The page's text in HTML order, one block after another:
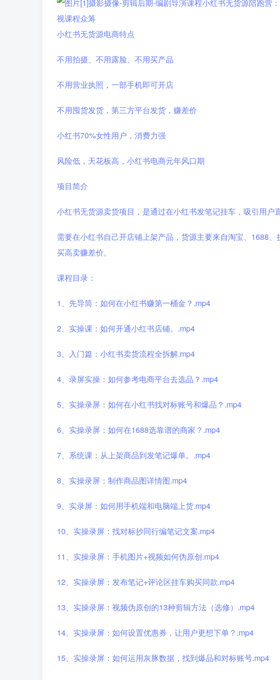
小红书无货源电商特点
不用拍摄、不用露脸、不用买产品
不用营业执照，一部手机即可开店
不用囤货发货，第三方平台发货，赚差价
小红书70%女性用户，消费力强
风险低，天花板高，小红书电商元年风口期
项目简介
小红书无货源卖货项目，是通过在小红书发笔记挂车，吸引用户
需要在小红书自己开店铺上架产品，货源主要来自淘宝、1688
买高卖赚差价。
课程目录：
1、先导筒：如何在小红书赚第一桶金？.mp4
2、实操课：如何开通小红书店铺。.mp4
3、入门篇：小红书卖货流程全拆解.mp4
4、录屏实操：如何参考电商平台去选品？.mp4
5、实操录屏：如何在小红书找对标账号和爆品？.mp4
6、实操录屏：如何在1688选靠谱的商家？.mp4
7、系统课：从上架商品到发笔记爆单。.mp4
8、实操录屏：制作商品图详情图.mp4
9、实录屏：如何用手机端和电脑端上货.mp4
10、实操录屏：找对标抄同行编笔记文案.mp4
11、实操录屏：手机图片+视频如何伪原创.mp4
12、实操录屏：发布笔记+评论区挂车购买同款.mp4
13、实操录屏：视频伪原创的13种剪辑方法（选修）.mp4
14、实操录屏：如何设置优惠券，让用户更想下单？.mp4
15、实操录屏：如何运用灰豚数据，找到爆品和对标账号.mp4